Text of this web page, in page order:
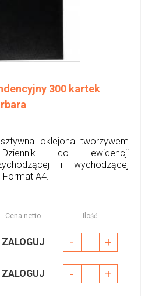
300 kartek
oklejona tworzywem
Dziennik do ewidencji
i wychodzącej
Format A4.
Cena netto Ilość
ZALOGUJ - +
ZALOGUJ - +